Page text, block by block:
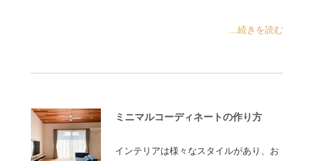
...続きを読む
ミニマルコーディネートの作り方
インテリアは様々なスタイルがあり、お